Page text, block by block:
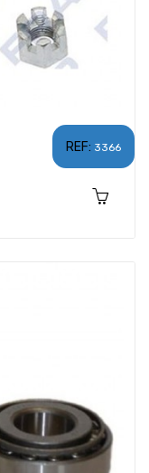
REF: 3366